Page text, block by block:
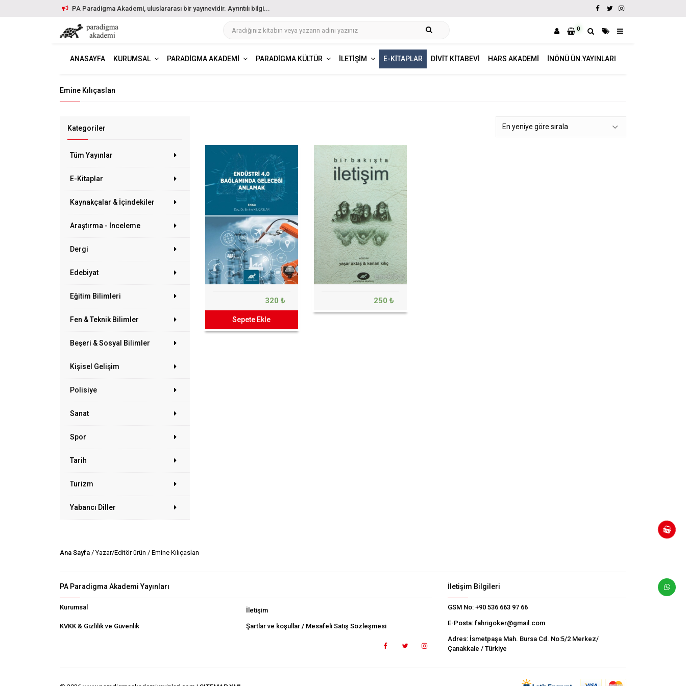
PA Paradigma Akademi, uluslararası bir yayınevidir. Ayrıntılı bilgi...
0
ANASAYFA KURUMSAL PARADIGMA AKADEMI PARADIGMA KÜLTÜR İLETIŞIM E-KITAPLAR DIVIT KITABEVI HARS AKADEMI İNÖNÜ ÜN.YAYINLARI
Emine Kılıçaslan
Kategoriler
Tüm Yayınlar
E-Kitaplar
Kaynakçalar & İçindekiler
Araştırma - İnceleme
Dergi
Edebiyat
Eğitim Bilimleri
Fen & Teknik Bilimler
Beşeri & Sosyal Bilimler
Kişisel Gelişim
Polisiye
Sanat
Spor
Tarih
Turizm
Yabancı Diller
320 ₺
Sepete Ekle
250 ₺
Ana Sayfa / Yazar/Editör ürün / Emine Kılıçaslan
PA Paradigma Akademi Yayınları
Kurumsal İletişim
KVKK & Gizlilik ve Güvenlik Şartlar ve koşullar / Mesafeli Satış Sözleşmesi
İletişim Bilgileri
GSM No: +90 536 663 97 66
E-Posta: fahrigoker@gmail.com
Adres: İsmetpaşa Mah. Bursa Cd. No:5/2 Merkez/
Çanakkale / Türkiye